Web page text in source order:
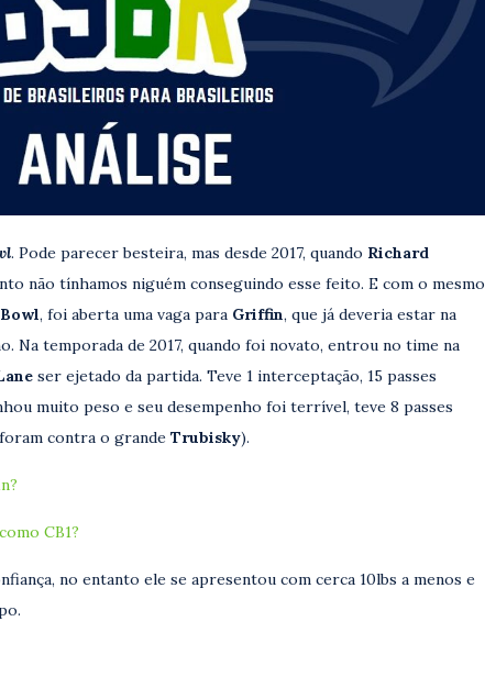
. Pode parecer besteira, mas desde 2017, quando Richard
não tínhamos niguém conseguindo esse feito. E com o mesmo
, foi aberta uma vaga para Griffin, que já deveria estar na
Na temporada de 2017, quando foi novato, entrou no time na
ser ejetado da partida. Teve 1 interceptação, 15 passes
muito peso e seu desempenho foi terrível, teve 8 passes
contra o grande Trubisky).
CB1?
no entanto ele se apresentou com cerca 10lbs a menos e